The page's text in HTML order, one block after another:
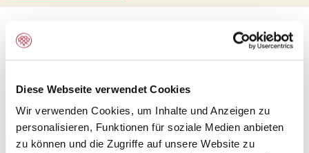
Diese Webseite verwendet Cookies
Wir verwenden Cookies, um Inhalte und Anzeigen zu
personalisieren, Funktionen für soziale Medien anbieten
zu können und die Zugriffe auf unsere Website zu